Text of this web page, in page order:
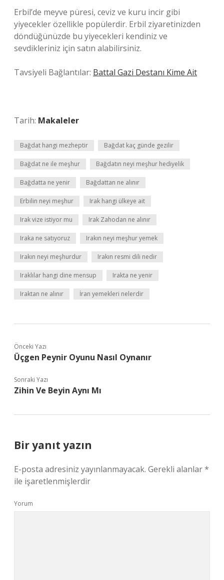
Erbil’de meyve püresi, ceviz ve kuru incir gibi
yiyecekler özellikle popülerdir. Erbil ziyaretinizden
döndüğünüzde bu yiyecekleri kendiniz ve
sevdikleriniz için satın alabilirsiniz.
Tavsiyeli Bağlantılar: Battal Gazi Destanı Kime Ait
Tarih: Makaleler
Bağdat hangi mezheptir Bağdat kaç günde gezilir
Bağdat ne ile meşhur Bağdatın neyi meşhur hediyelik
Bağdatta ne yenir Bağdattan ne alınır
Erbilin neyi meşhur Irak hangi ülkeye ait
Irak vize istiyor mu Irak Zahodan ne alınır
Iraka ne satıyoruz Irakın neyi meşhur yemek
Irakın neyi meşhurdur Irakın resmi dili nedir
Iraklılar hangi dine mensup Irakta ne yenir
Iraktan ne alınır İran yemekleri nelerdir
Önceki Yazı
Üçgen Peynir Oyunu Nasıl Oynanır
Sonraki Yazı
Zihin Ve Beyin Aynı Mı
Bir yanıt yazın
E-posta adresiniz yayınlanmayacak. Gerekli alanlar*
ile işaretlenmişlerdir
Yorum